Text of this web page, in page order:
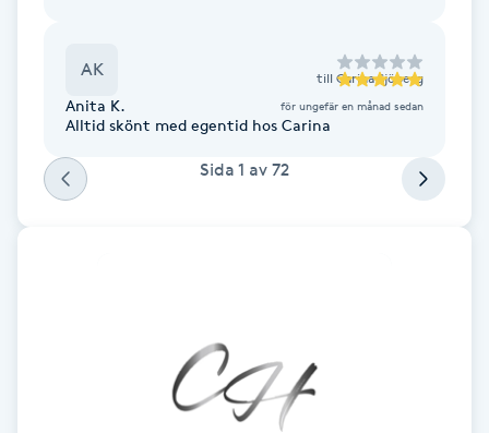
Hudföryngring
Hudvård
AK till Carina Sjöberg
Anita K. för ungefär en månad sedan
Alltid skönt med egentid hos Carina
Sida 1 av 72